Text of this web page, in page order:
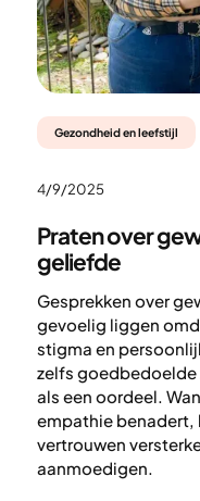
Gezondheid en leefstijl
4/9/2025
Praten over
geliefde
Gesprekken over
gevoelig liggen
stigma en
zelfs goedbedoelde
als een oordeel.
empathie benadert,
vertrouwen
aanmoedigen.